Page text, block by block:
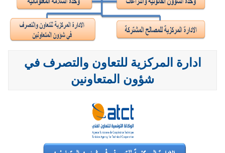
ادارة المركزية للتعاون والتصرف في
شؤون المتعاونين